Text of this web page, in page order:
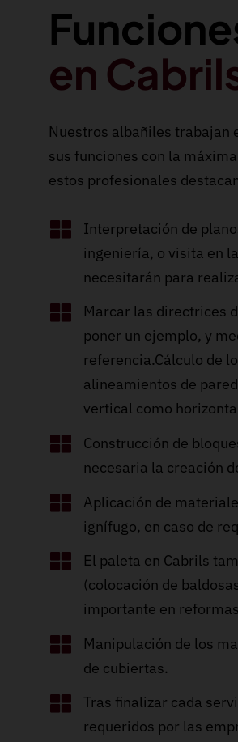
en
Nuestros albañiles trabajan
sus funciones con la
estos profesionales
Interpretación de
ingeniería, o visita en
necesitarán para
Marcar las directrices
poner un ejemplo, y
referencia.Cálculo de
alineamientos de
vertical como
Construcción de
necesaria la creación
Aplicación de
ignífugo, en caso de
El paleta en Cabrils
(colocación de
importante en
Manipulación de los
de cubiertas.
Tras finalizar cada
requeridos por las